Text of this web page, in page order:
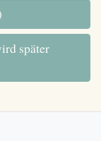
später